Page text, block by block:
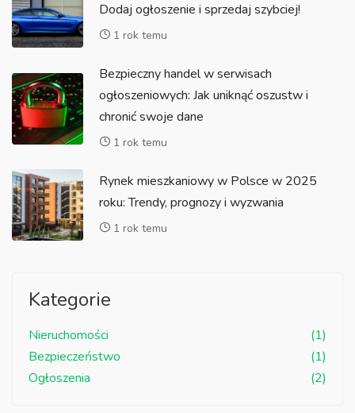
Dodaj ogłoszenie i sprzedaj szybciej!
1 rok temu
Bezpieczny handel w serwisach
ogłoszeniowych: Jak uniknąć oszustw i
chronić swoje dane
1 rok temu
Rynek mieszkaniowy w Polsce w 2025
roku: Trendy, prognozy i wyzwania
1 rok temu
Kategorie
Nieruchomości
(1)
Bezpieczeństwo
(1)
Ogłoszenia
(2)